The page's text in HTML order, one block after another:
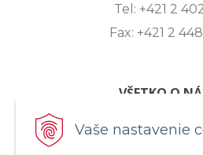
Vaše nastavenie
Tel: +421 2
Fax: +421 2
VŠETKO O
ZASLANIE